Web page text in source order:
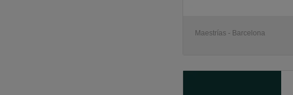
Maestrías - Barcelona